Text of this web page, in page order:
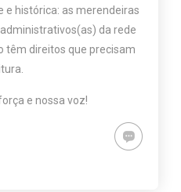
e histórica: as merendeiras
da rede
têm direitos que precisam
e nossa voz!